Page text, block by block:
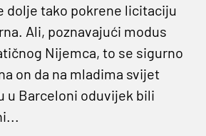
dolje tako pokrene licitaciju
Ali, poznavajući modus
Nijemca, to se sigurno
on da na mladima svijet
u Barceloni oduvijek bili